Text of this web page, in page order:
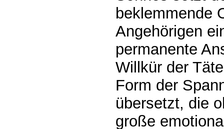
beklemmende
Angehörigen
permanente
Willkür der
Form der
übersetzt, die
große